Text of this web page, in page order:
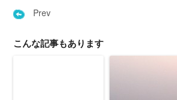
Prev
こんな記事もあります